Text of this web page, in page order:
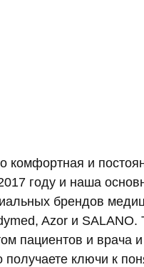
комфортная и
году и наша
брендов
Azor и SALANO.
пациентов и врача
ключи к